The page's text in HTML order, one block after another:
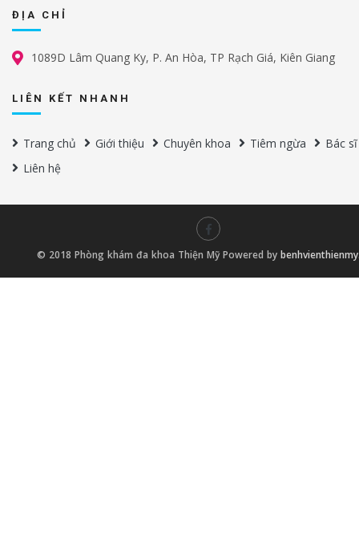
ĐỊA CHỈ
1089D Lâm Quang Ky, P. An Hòa, TP Rạch Giá, Kiên Giang
LIÊN KẾT NHANH
Trang chủ Giới thiệu Chuyên khoa Tiêm ngừa
Bác sĩ
Liên hệ
© 2018 Phòng khám đa khoa Thiện Mỹ Powered by